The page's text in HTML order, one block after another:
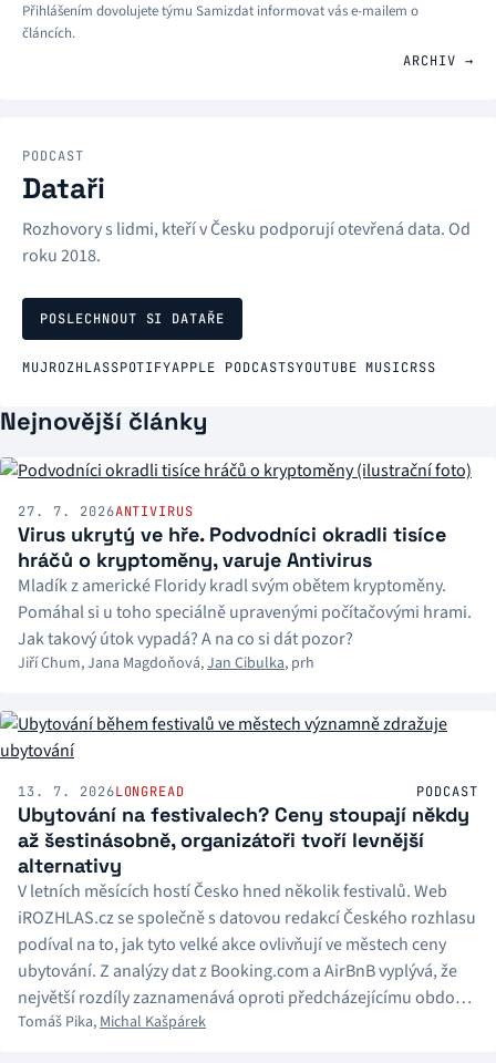
Přihlášením dovolujete týmu Samizdat informovat vás e-mailem o
článcích.
ARCHIV →
PODCAST
Dataři
Rozhovory s lidmi, kteří v Česku podporují otevřená data. Od
roku 2018.
POSLECHNOUT SI DATAŘE
MUJROZHLASSPOTIFYAPPLE PODCASTSYOUTUBE MUSICRSS
Nejnovější články
27. 7. 2026ANTIVIRUS
Virus ukrytý ve hře. Podvodníci okradli tisíce
hráčů o kryptoměny, varuje Antivirus
Mladík z americké Floridy kradl svým obětem kryptoměny.
Pomáhal si u toho speciálně upravenými počítačovými hrami.
Jak takový útok vypadá? A na co si dát pozor?
Jiří Chum,Jana Magdoňová,Jan Cibulka, prh
13. 7. 2026LONGREAD PODCAST
Ubytování na festivalech? Ceny stoupají někdy
až šestinásobně, organizátoři tvoří levnější
alternativy
V letních měsících hostí Česko hned několik festivalů. Web
iROZHLAS.cz se společně s datovou redakcí Českého rozhlasu
podíval na to, jak tyto velké akce ovlivňují ve městech ceny
ubytování. Z analýzy dat z Booking.com a AirBnB vyplývá, že
největší rozdíly zaznamenává oproti předcházejícímu období
Ostrava během festivalu Beats for Love či Brno během
Tomáš Pika, Michal Kašpárek